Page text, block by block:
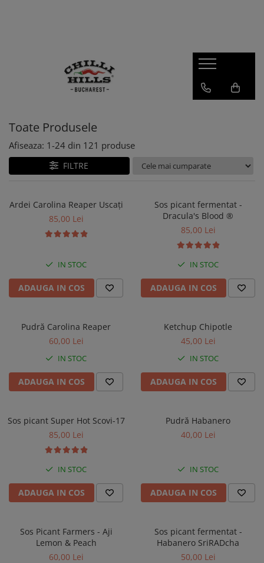
Zacusca
Carolina Reaper
Super Hot
Bere artizanala
Ardei iuti murati
Ciocolata artizanala
Ardei iute uscat
Tortilla chips
Pasta ardei iute
Kombucha
Băuturi artizanale
Toate Produsele
Afiseaza: 1-24 din 121 produse
FILTRE
Ardei Carolina Reaper Uscați
85,00 Lei
IN STOC
ADAUGA IN COS
Sos picant fermentat -
Dracula's Blood ®
85,00 Lei
IN STOC
ADAUGA IN COS
Pudră Carolina Reaper
60,00 Lei
IN STOC
ADAUGA IN COS
Ketchup Chipotle
45,00 Lei
IN STOC
ADAUGA IN COS
Sos picant Super Hot Scovi-17
85,00 Lei
IN STOC
ADAUGA IN COS
Pudră Habanero
40,00 Lei
IN STOC
ADAUGA IN COS
Sos Picant Farmers - Aji
Lemon & Peach
60,00 Lei
Sos picant fermentat -
Habanero SriRADcha
50,00 Lei